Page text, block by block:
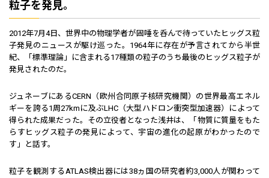
粒子を発見。
2012年7月4日、世界中の物理学者が固唾を呑んで待っていたヒッグス粒
子発見のニュースが駆け巡った。1964年に存在が予言されてから半世
紀、「標準理論」に含まれる17種類の粒子のうち最後のヒッグス粒子が
発見されたのだ。
ジュネーブにあるCERN（欧州合同原子核研究機関）の世界最高エネル
ギーを誇る1周27kmに及ぶLHC（大型ハドロン衝突型加速器）によって
得られた成果だった。その立役者となった浅井は、「物質に質量をもた
らすヒッグス粒子の発見によって、宇宙の進化の起原がわかったので
す」と話す。
粒子を観測するATLAS検出器には38ヵ国の研究者約3,000人が関わって